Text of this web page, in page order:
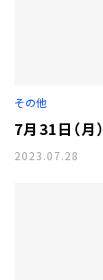
その他
7月31日（月
2023.07.28